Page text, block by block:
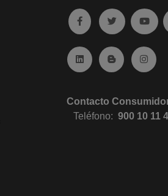
Ir a facebook (abre
Ir a twitterIr a
Ir a Linkedin (abre en
Ir al BlogIr a
Contacto
Teléfono:900 10 11